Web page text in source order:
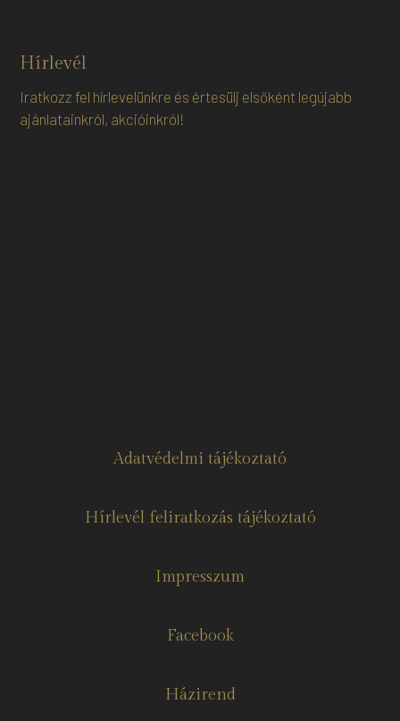
Hírlevél
Iratkozz fel hírlevelünkre és értesülj elsőként legújabb
ajánlatainkról, akcióinkról!
Adatvédelmi tájékoztató
Hírlevél feliratkozás tájékoztató
Impresszum
Facebook
Házirend